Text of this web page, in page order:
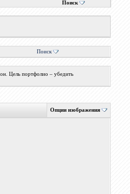
Поиск
Поиск
Цель портфолио – убедить
Опции изображения